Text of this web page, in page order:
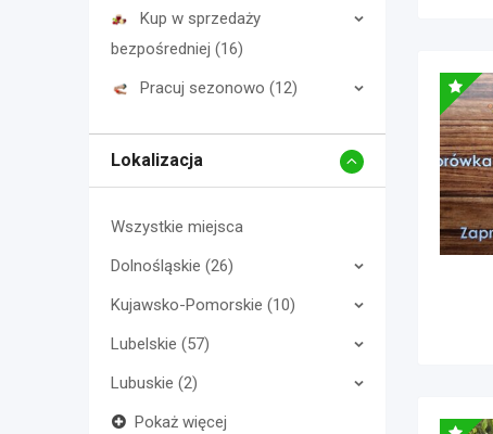
Kup w sprzedaży
bezpośredniej (16)
Pracuj sezonowo (12)
Lokalizacja
Wszystkie miejsca
Dolnośląskie (26)
Kujawsko-Pomorskie (10)
Lubelskie (57)
Lubuskie (2)
Pokaż więcej